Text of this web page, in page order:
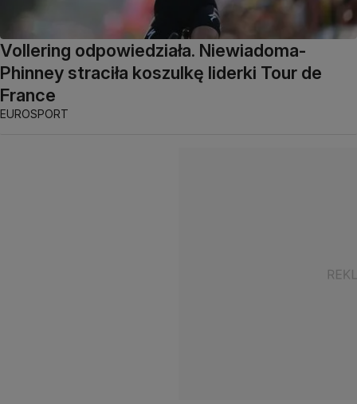
Vollering odpowiedziała. Niewiadoma-
Phinney straciła koszulkę liderki Tour de
France
EUROSPORT